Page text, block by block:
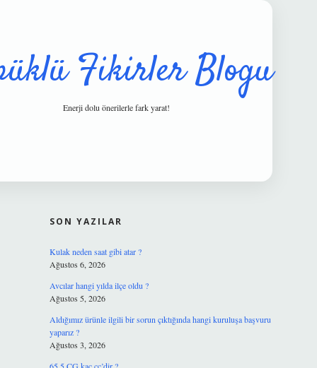
Fikirler Blogu
Enerji dolu önerilerle fark yarat!
SON YAZILAR
Kulak neden saat gibi atar ?
Ağustos 6, 2026
Avcılar hangi yılda ilçe oldu ?
Ağustos 5, 2026
Aldığımız ürünle ilgili bir sorun çıktığında hangi kuruluşa başvuru
yaparız ?
Ağustos 3, 2026